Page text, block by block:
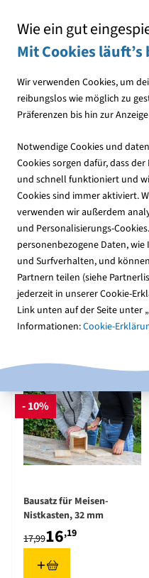
Wie ein gut
Mit Cookies läuft’s
Wir verwenden Cookies, um
reibungslos wie möglich zu
Präferenzen bis hin zur
Notwendige Cookies und
Cookies sorgen dafür, dass
und schnell funktioniert und
Cookies sind immer aktiviert.
verwenden wir außerdem
und Personalisierungs-
personenbezogene Daten, wie
und Surfverhalten, und
Partnern teilen (siehe
jederzeit in unserer Cookie-
Link unten auf der Seite unter „
Informationen:Cookie-
Nistkästen
Künstliche Nisthilfen bieten
Ersatzquartiere und
Park oder auf dem Balkon.
45 Produkte
- 10%
Bausatz für Meisen-
Nistkasten, 32 mm
16,19
17,99